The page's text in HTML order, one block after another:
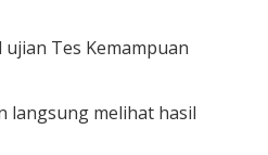
ujian Tes Kemampuan
langsung melihat hasil